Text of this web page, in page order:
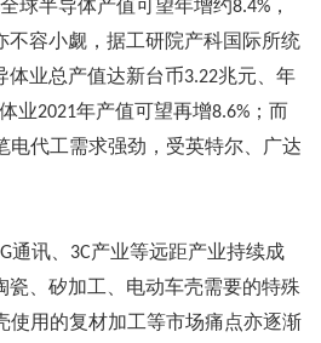
球半导体产值可望年增约8.4% ，
不容小觑，据工研院产科国际所统
体业总产值达新台币3.22兆元、年
业2021年产值可望再增8.6% ；而
电代工需求强劲，受英特尔、广达
通讯、 3C产业等远距产业持续成
瓷、矽加工、电动车壳需要的特殊
使用的复材加工等市场痛点亦逐渐